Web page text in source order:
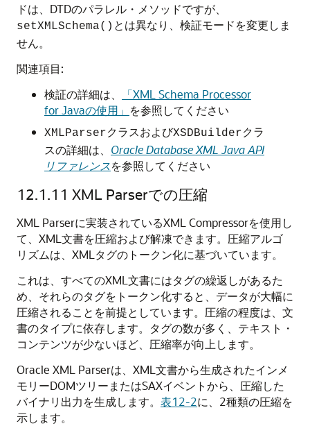
ドは、DTDのパラレル・メソッドですが、
setXMLSchema() とは異なり、検証モードを変更しま
せん。
関連項目:
検証の詳細は、
「XML Schema Processor
for Javaの使用」 を参照してください
XMLParserクラスおよびXSDBuilderクラ
スの詳細は、 Oracle Database XML Java API
リファレンスを参照してください
12.1.11 XML Parserでの圧縮
XML Parserに実装されているXML Compressorを使用し
て、XML文書を圧縮および解凍できます。圧縮アルゴ
リズムは、XMLタグのトークン化に基づいています。
これは、すべてのXML文書にはタグの繰返しがあるた
め、それらのタグをトークン化すると、データが大幅に
圧縮されることを前提としています。圧縮の程度は、文
書のタイプに依存します。タグの数が多く、テキスト・
コンテンツが少ないほど、圧縮率が向上します。
Oracle XML Parserは、XML文書から生成されたインメ
モリーDOMツリーまたはSAXイベントから、圧縮した
バイナリ出力を生成します。 表12-2に、2種類の圧縮を
示します。